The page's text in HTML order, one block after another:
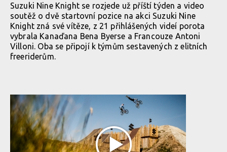
Suzuki Nine Knight se rozjede už příští týden a video
soutěž o dvě startovní pozice na akci Suzuki Nine
Knight zná své vítěze, z 21 přihlášených videí porota
vybrala Kanaďana Bena Byerse a Francouze Antoni
Villoni. Oba se připojí k týmům sestavených z elitních
freeriderům.